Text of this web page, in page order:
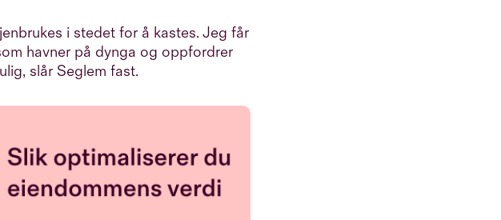
i stedet for å kastes. Jeg får
havner på dynga og oppfordrer
slår Seglem fast.